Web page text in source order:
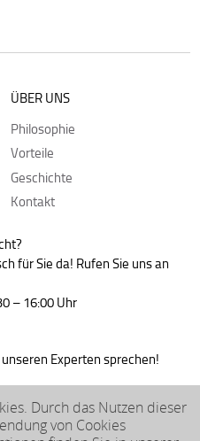
ÜBER UNS
Philosophie
Vorteile
Geschichte
Kontakt
für Sie da! Rufen Sie uns an
– 16:00 Uhr
Experten sprechen!
Durch das Nutzen dieser
von Cookies